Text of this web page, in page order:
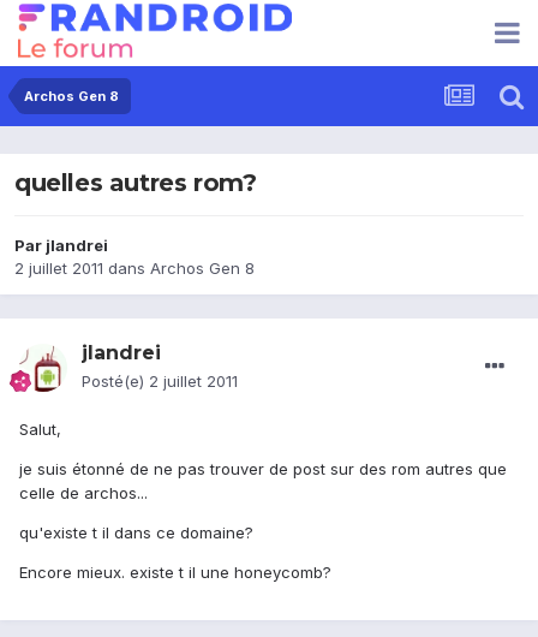
Archos Gen 8
quelles autres rom?
Par jlandrei
2 juillet 2011 dans Archos Gen 8
jlandrei
Posté(e) 2 juillet 2011
Salut,
je suis étonné de ne pas trouver de post sur des rom autres que
celle de archos...
qu'existe t il dans ce domaine?
Encore mieux. existe t il une honeycomb?